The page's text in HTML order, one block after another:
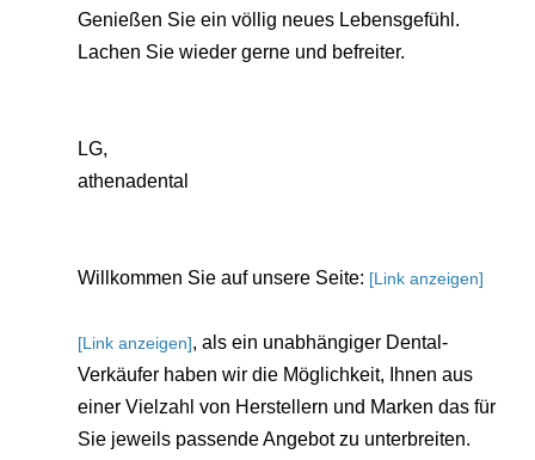
Genießen Sie ein völlig neues Lebensgefühl.
Lachen Sie wieder gerne und befreiter.
LG,
athenadental
Willkommen Sie auf unsere Seite: [Link anzeigen]
[Link anzeigen], als ein unabhängiger Dental-
Verkäufer haben wir die Möglichkeit, Ihnen aus
einer Vielzahl von Herstellern und Marken das für
Sie jeweils passende Angebot zu unterbreiten.